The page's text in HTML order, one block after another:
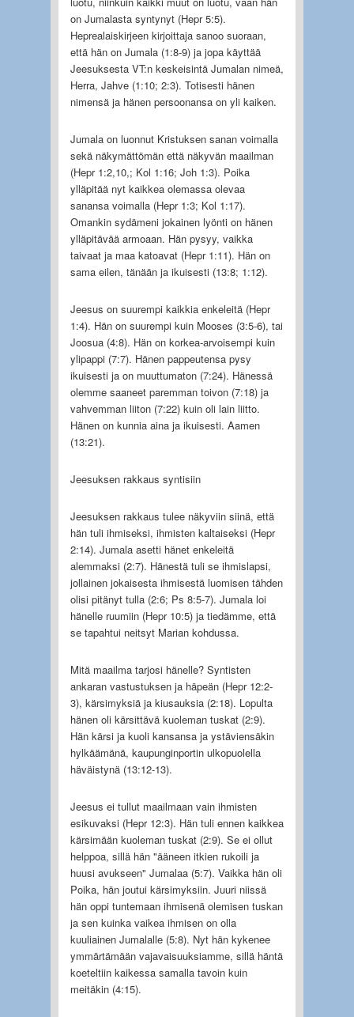
on Jumalasta syntynyt (Hepr 5:5).
Heprealaiskirjeen kirjoittaja sanoo suoraan,
että hän on Jumala (1:8-9) ja jopa käyttää
Jeesuksesta VT:n keskeisintä Jumalan nimeä,
Herra, Jahve (1:10; 2:3). Totisesti hänen
nimensä ja hänen persoonansa on yli kaiken.
Jumala on luonnut Kristuksen sanan voimalla
sekä näkymättömän että näkyvän maailman
(Hepr 1:2,10,; Kol 1:16; Joh 1:3). Poika
ylläpitää nyt kaikkea olemassa olevaa
sanansa voimalla (Hepr 1:3; Kol 1:17).
Omankin sydämeni jokainen lyönti on hänen
ylläpitävää armoaan. Hän pysyy, vaikka
taivaat ja maa katoavat (Hepr 1:11). Hän on
sama eilen, tänään ja ikuisesti (13:8; 1:12).
Jeesus on suurempi kaikkia enkeleitä (Hepr
1:4). Hän on suurempi kuin Mooses (3:5-6), tai
Joosua (4:8). Hän on korkea-arvoisempi kuin
ylipappi (7:7). Hänen pappeutensa pysy
ikuisesti ja on muuttumaton (7:24). Hänessä
olemme saaneet paremman toivon (7:18) ja
vahvemman liiton (7:22) kuin oli lain liitto.
Hänen on kunnia aina ja ikuisesti. Aamen
(13:21).
Jeesuksen rakkaus syntisiin
Jeesuksen rakkaus tulee näkyviin siinä, että
hän tuli ihmiseksi, ihmisten kaltaiseksi (Hepr
2:14). Jumala asetti hänet enkeleitä
alemmaksi (2:7). Hänestä tuli se ihmislapsi,
jollainen jokaisesta ihmisestä luomisen tähden
olisi pitänyt tulla (2:6; Ps 8:5-7). Jumala loi
hänelle ruumiin (Hepr 10:5) ja tiedämme, että
se tapahtui neitsyt Marian kohdussa.
Mitä maailma tarjosi hänelle? Syntisten
ankaran vastustuksen ja häpeän (Hepr 12:2-
3), kärsimyksiä ja kiusauksia (2:18). Lopulta
hänen oli kärsittävä kuoleman tuskat (2:9).
Hän kärsi ja kuoli kansansa ja ystäviensäkin
hylkäämänä, kaupunginportin ulkopuolella
häväistynä (13:12-13).
Jeesus ei tullut maailmaan vain ihmisten
esikuvaksi (Hepr 12:3). Hän tuli ennen kaikkea
kärsimään kuoleman tuskat (2:9). Se ei ollut
helppoa, sillä hän "ääneen itkien rukoili ja
huusi avukseen" Jumalaa (5:7). Vaikka hän oli
Poika, hän joutui kärsimyksiin. Juuri niissä
hän oppi tuntemaan ihmisenä olemisen tuskan
ja sen kuinka vaikea ihmisen on olla
kuuliainen Jumalalle (5:8). Nyt hän kykenee
ymmärtämään vajavaisuuksiamme, sillä häntä
koeteltiin kaikessa samalla tavoin kuin
meitäkin (4:15).